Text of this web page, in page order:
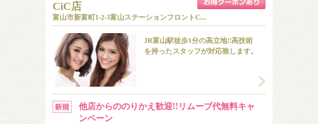
CiC店
富山市新富町1-2-3富山ステーションフロントC...
JR富山駅徒歩1分の高立地!!高技術
を持ったスタッフが対応致します。
他店からののりかえ歓迎!!リムーブ代無料キャ
ンペーン